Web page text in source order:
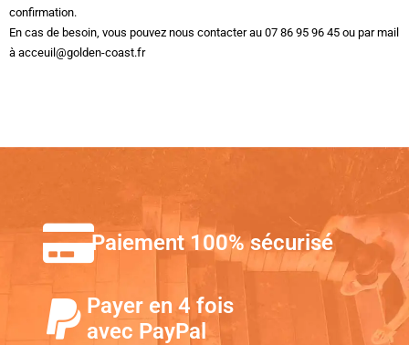
confirmation.
En cas de besoin, vous pouvez nous contacter au 07 86 95 96 45 ou par mail
à acceuil@golden-coast.fr
Paiement 100% sécurisé
Payer en 4 fois
avec PayPal